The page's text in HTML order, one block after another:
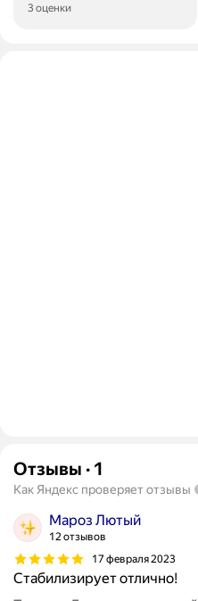
3 оценки
Отзывы · 1
Как Яндекс проверяет отзывы
Мароз Лютый
12 отзывов
17 февраля 2023
Стабилизирует отлично!